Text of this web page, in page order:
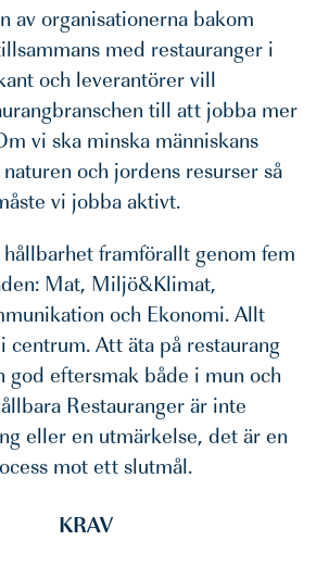
av organisationerna bakom
med restauranger i
och leverantörer vill
till att jobba mer
vi ska minska människans
och jordens resurser så
vi jobba aktivt.
framförallt genom fem
Mat, Miljö&Klimat,
och Ekonomi. Allt
centrum. Att äta på restaurang
god eftersmak både i mun och
Restauranger är inte
eller en utmärkelse, det är en
mot ett slutmål.
KRAV